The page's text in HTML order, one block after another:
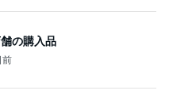
の購入品
前